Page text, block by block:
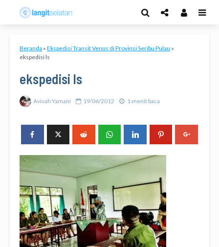
Beranda » Ekspedisi Transit Venus di Provinsi Seribu Pulau »
ekspedisi ls
ekspedisi ls
Avivah Yamani 19/06/2012 1 menit baca